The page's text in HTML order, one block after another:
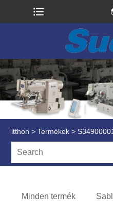
itthon > Termékek >
Minden termék